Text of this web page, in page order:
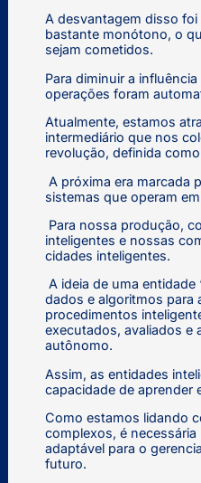
A desvantagem disso
bastante monótono, o
sejam cometidos.
Para diminuir a
operações foram
Atualmente, estamos
intermediário que nos
revolução, definida
A próxima era marcada
sistemas que operam
Para nossa produção,
inteligentes e nossas
cidades inteligentes.
A ideia de uma entidade
dados e algoritmos para
procedimentos
executados, avaliados e
autônomo.
Assim, as entidades
capacidade de aprender
Como estamos lidando
complexos, é
adaptável para o
futuro.